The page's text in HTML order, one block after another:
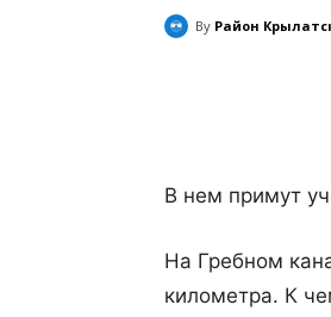
By Район
В нем примут
На Гребном
километра. К